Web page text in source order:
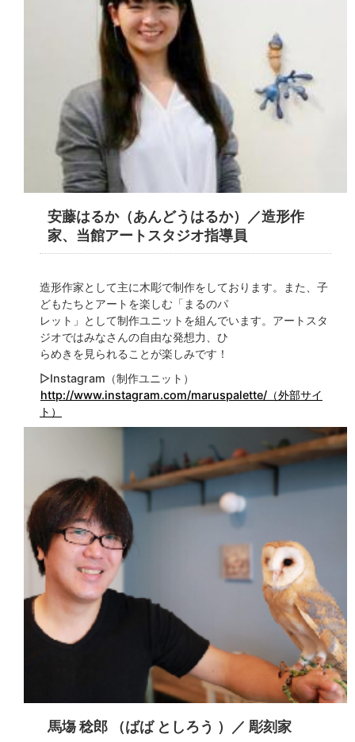
安藤はるか（あんどうはるか）／造形作
家、当館アートスタジオ指導員
造形作家として主に木彫で制作をしております。また、子
どもたちとアートを楽しむ「まるのパ
レット」として制作ユニットを組んでいます。アートスタ
ジオではみなさんの自由な発想力、ひ
らめきを見られることが楽しみです！
▷Instagram（制作ユニット）
http://www.instagram.com/maruspalette/（外部サイ
ト）
馬塲 稔郎 （ばば としろう ）／ 彫刻家